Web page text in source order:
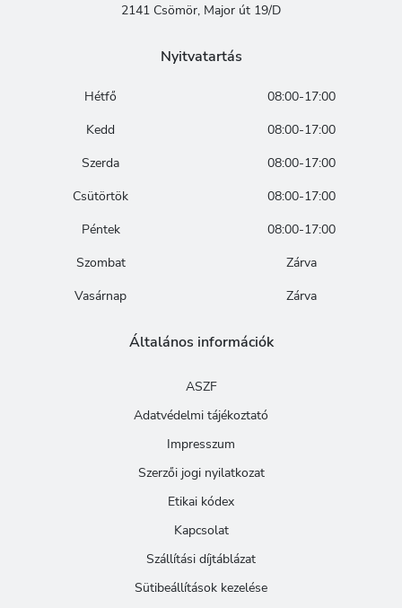
2141 Csömör, Major út 19/D
Nyitvatartás
Hétfő
08:00-17:00
Kedd
08:00-17:00
Szerda
08:00-17:00
Csütörtök
08:00-17:00
Péntek
08:00-17:00
Szombat
Zárva
Vasárnap
Zárva
Általános információk
ASZF
Adatvédelmi tájékoztató
Impresszum
Szerzői jogi nyilatkozat
Etikai kódex
Kapcsolat
Szállítási díjtáblázat
Sütibeállítások kezelése